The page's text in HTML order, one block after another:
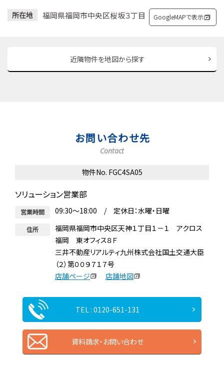
所在地 福岡県福岡市中央区桜坂３丁目 GoogleMAPで表示
近隣物件を地図から探す
お問い合わせ先
Contact
物件No. FGC4SA05
ソリューション営業部
営業時間 09:30～18:00 / 定休日：水曜・日曜
住所
福岡県福岡市中央区天神１丁目１－１ アクロス
福岡 東オフィス８Ｆ
三井不動産リアルティ九州株式会社国土交通大臣
（２）第００９７１７号
店舗ページ
店舗地図
TEL : 0120-651-131
資料請求・お問い合わせ